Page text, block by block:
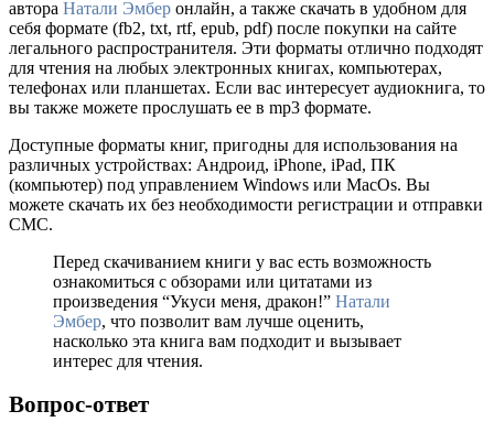
автора Натали Эмбер онлайн, а также скачать в удобном для
себя формате (fb2, txt, rtf, epub, pdf) после покупки на сайте
легального распространителя. Эти форматы отлично подходят
для чтения на любых электронных книгах, компьютерах,
телефонах или планшетах. Если вас интересует аудиокнига, то
вы также можете прослушать ее в mp3 формате.
Доступные форматы книг, пригодны для использования на
различных устройствах: Андроид, iPhone, iPad, ПК
(компьютер) под управлением Windows или MacOs. Вы
можете скачать их без необходимости регистрации и отправки
СМС.
Перед скачиванием книги у вас есть возможность
ознакомиться с обзорами или цитатами из
произведения “Укуси меня, дракон!” Натали
Эмбер, что позволит вам лучше оценить,
насколько эта книга вам подходит и вызывает
интерес для чтения.
Вопрос-ответ